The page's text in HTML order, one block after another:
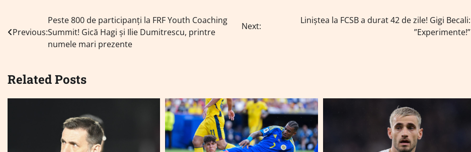
Navigare
în
Previous:
Peste 800 de participanți la FRF Youth Coaching
Summit! Gică Hagi și Ilie Dumitrescu, printre
numele mari prezente
Next:
Liniștea la FCSB a durat 42 de zile! Gigi Becali:
”Experimente!”
Related Posts